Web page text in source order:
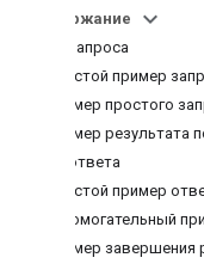
Содержание
Тело запроса
Простой пример
Пример простого
Пример результата
Тело ответа
Простой пример
Вспомогательный
Пример завершения